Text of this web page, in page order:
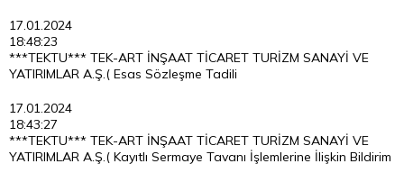
17.01.2024
18:48:23
***TEKTU*** TEK-ART İNŞAAT TİCARET TURİZM SANAYİ VE
YATIRIMLAR A.Ş.( Esas Sözleşme Tadili
17.01.2024
18:43:27
***TEKTU*** TEK-ART İNŞAAT TİCARET TURİZM SANAYİ VE
YATIRIMLAR A.Ş.( Kayıtlı Sermaye Tavanı İşlemlerine İlişkin Bildirim